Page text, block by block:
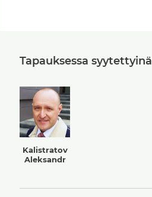
Tapauksessa syytettyinä
Kalistratov
Aleksandr